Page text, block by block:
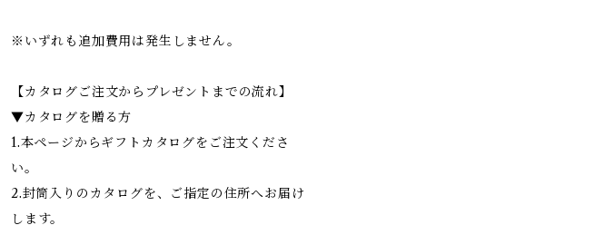
※いずれも追加費用は発生しません。
【カタログご注文からプレゼントまでの流れ】
▼カタログを贈る方
1.本ページからギフトカタログをご注文くださ
い。
2.封筒入りのカタログを、ご指定の住所へお届け
します。